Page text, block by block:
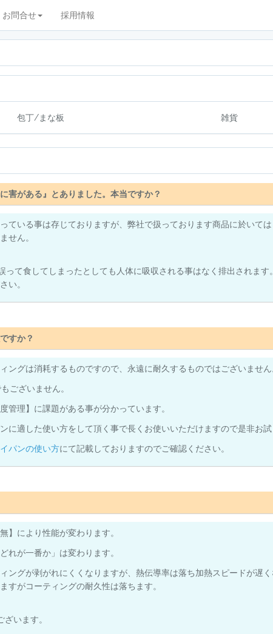
お問合せ 採用情報
包丁/まな板 雑貨
害がある』とありました。本当ですか？
ている事は存じておりますが、弊社で扱っております商品に於いて
せん。
って食してしまったとしても人体に吸収される事はなく排出されま
い。
すか？
ングは消耗するものですので、永遠に耐久するものではございません
ございません。
管理】に課題がある事が分かっています。
に適した使い方をして頂く事で長くお使いいただけますので是非お試
パンの使い方にて記載しておりますのでご確認ください。
】により性能が変わります。
れが一番か」は変わります。
ングが剥がれにくくなりますが、熱伝導率は落ち加熱スピードが遅
すがコーティングの耐久性は落ちます。
います。